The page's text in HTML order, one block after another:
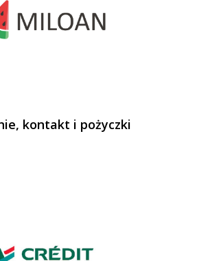
kontakt i pożyczki